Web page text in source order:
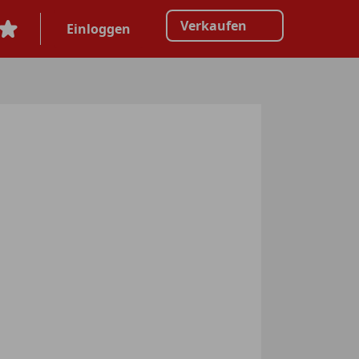
Einloggen Verkaufen